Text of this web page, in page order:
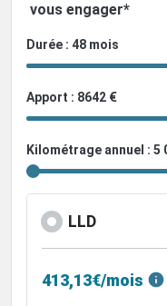
vous engager*
Durée : 48 mois
Apport : 8642 €
Kilométrage annuel : 5
LLD
413,13€/mois